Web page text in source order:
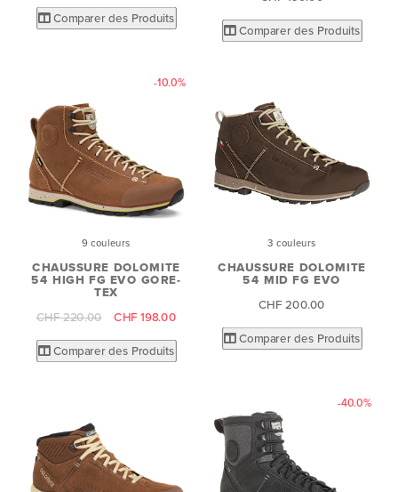
Comparer des Produits
Comparer des Produits
-10.0%
9 couleurs
CHAUSSURE DOLOMITE
54 HIGH FG EVO GORE-
TEX
CHF 220.00 CHF 198.00
Comparer des Produits
3 couleurs
CHAUSSURE DOLOMITE
54 MID FG EVO
CHF 200.00
Comparer des Produits
-40.0%